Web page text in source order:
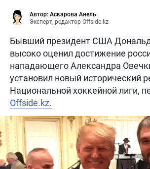
Автор: Аскарова Анель
Эксперт, редактор Offside.kz
Бывший президент США
высоко оценил достижение
нападающего Александра
установил новый исторический
Национальной хоккейной лиги,
Offside.kz.